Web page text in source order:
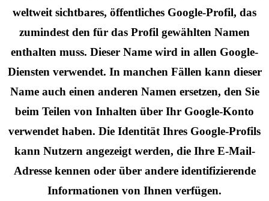
weltweit sichtbares, öffentliches Google-Profil, das
zumindest den für das Profil gewählten Namen
enthalten muss. Dieser Name wird in allen Google-
Diensten verwendet. In manchen Fällen kann dieser
Name auch einen anderen Namen ersetzen, den Sie
beim Teilen von Inhalten über Ihr Google-Konto
verwendet haben. Die Identität Ihres Google-Profils
kann Nutzern angezeigt werden, die Ihre E-Mail-
Adresse kennen oder über andere identifizierende
Informationen von Ihnen verfügen.